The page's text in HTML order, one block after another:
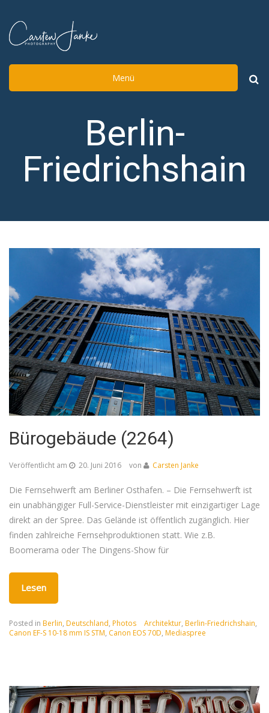
Menü
Suche
Berlin-
Friedrichshain
Bürogebäude (2264)
Veröffentlicht am 20. Juni 2016 von Carsten Janke
Die Fernsehwerft am Berliner Osthafen. – Die Fernsehwerft ist
ein unabhängiger Full-Service-Dienstleister mit einzigartiger Lage
direkt an der Spree. Das Gelände ist öffentlich zugänglich. Hier
finden zahlreiche Fernsehproduktionen statt. Wie z.B.
Boomerama oder The Dingens-Show für
Lesen
Posted in Berlin, Deutschland, Photos Architektur, Berlin-Friedrichshain,
Canon EF-S 10-18 mm IS STM, Canon EOS 70D, Mediaspree